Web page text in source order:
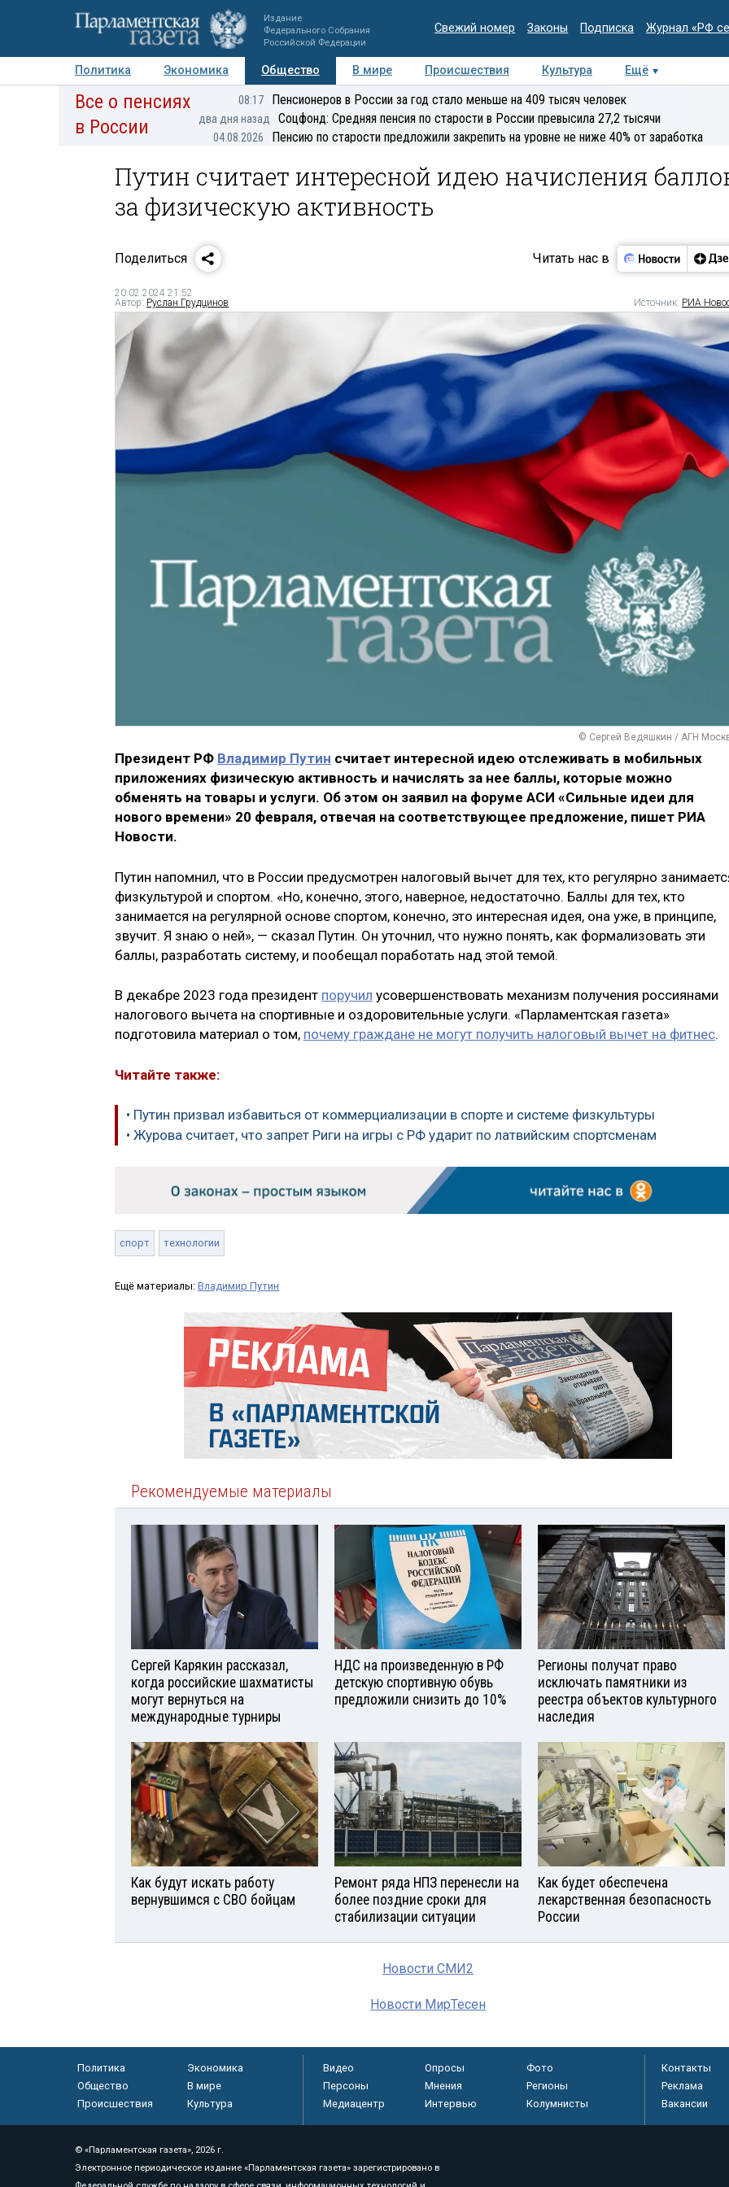
Издание
Федерального Собрания
Российской Федерации
Свежий номер Законы Подписка Журнал «РФ
Политика Экономика Общество В мире Происшествия Культура
Ещё
Авторы Персоны Мнения Регионы Медиацентр Интервью Колумнисты
Все о пенсиях
в России
08:17 Пенсионеров в России за год стало меньше на 409 тысяч человек
два дня назад Соцфонд: Средняя пенсия по старости в России превысила 27,2 тысячи
04.08.2026 Пенсию по старости предложили закрепить на уровне не ниже 40% от заработка
Путин считает интересной идею начисления
за физическую активность
Поделиться Читать нас в
20.02.2024 21:52
Автор: Руслан Грудцинов Источник: РИА
© Сергей Ведяшкин / АГН
Президент РФ Владимир Путин считает интересной идею отслеживать в мобильных
приложениях физическую активность и начислять за нее баллы, которые можно
обменять на товары и услуги. Об этом он заявил на форуме АСИ «Сильные идеи для
нового времени» 20 февраля, отвечая на соответствующее предложение, пишет РИА
Новости.
Путин напомнил, что в России предусмотрен налоговый вычет для тех, кто регулярно
физкультурой и спортом. «Но, конечно, этого, наверное, недостаточно. Баллы для тех, кто
занимается на регулярной основе спортом, конечно, это интересная идея, она уже, в принципе,
звучит. Я знаю о ней», — сказал Путин. Он уточнил, что нужно понять, как формализовать эти
баллы, разработать систему, и пообещал поработать над этой темой.
В декабре 2023 года президент поручил усовершенствовать механизм получения россиянами
налогового вычета на спортивные и оздоровительные услуги. «Парламентская газета»
подготовила материал о том, почему граждане не могут получить налоговый вычет на фитнес.
Читайте также:
• Путин призвал избавиться от коммерциализации в спорте и системе физкультуры
• Журова считает, что запрет Риги на игры с РФ ударит по латвийским спортсменам
спорт технологии
Ещё материалы: Владимир Путин
Рекомендуемые материалы
Сергей Карякин рассказал,
когда российские шахматисты
могут вернуться на
международные турниры
НДС на произведенную в РФ
детскую спортивную обувь
предложили снизить до 10%
Регионы получат право
исключать памятники из
реестра объектов культурного
наследия
Как будут искать работу
вернувшимся с СВО бойцам
Ремонт ряда НПЗ перенесли на
более поздние сроки для
стабилизации ситуации
Как будет обеспечена
лекарственная безопасность
России
Новости СМИ2
Новости МирТесен
Политика
Экономика
Общество
В мире
Происшествия
Культура
Видео Опросы
Фото
Персоны
Мнения
Регионы
Медиацентр
Интервью Колумнисты
Контакты
Реклама
Вакансии
© «Парламентская газета», 2026 г.
Электронное периодическое издание «Парламентская газета» зарегистрировано в